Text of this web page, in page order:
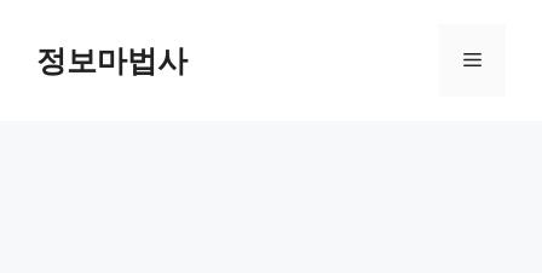
정보마법사 메